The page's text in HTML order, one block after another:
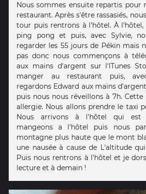
Nous sommes ensuite repartis pour
restaurant. Après s'être rassasiés,
tour puis rentrons à l'hôtel. À l'hôtel,
ping pong et puis, avec Sylvie,
regarder les 55 jours de Pékin mais
pas donc nous commençons à
aux mains d'argent sur l'ITunes
manger au restaurant puis,
regardons Edward aux mains
puis nous nous réveillons à 7h.
allergie. Nous allons prendre le taxi
Nous arrivons à l'hôtel qui est
mangeons a l'hôtel puis nous
montagne plus haute que le mont
une nausée à cause de L'altitude
Puis nous rentrons à l'hôtel et je
lecture et à demain !